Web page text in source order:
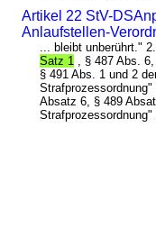
Artikel 22 StV-
Anlaufstellen-
... bleibt unberührt."
Satz 1
, § 487 Abs.
§ 491 Abs. 1 und 2
Strafprozessordnung"
Absatz 6, § 489
Strafprozessordnung"